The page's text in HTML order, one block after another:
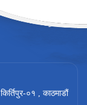
किर्तिपुर-०१ , काठमाडौं